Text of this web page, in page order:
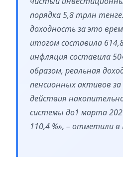
порядка 5,8 трлн
доходность за это
итогом составила
инфляция составила
образом, реальная
пенсионных активов за
действия
системы до1 марта
110,4 %», – отметили